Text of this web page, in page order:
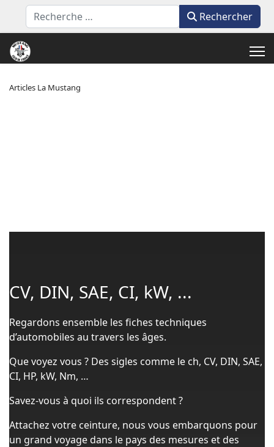
Rechercher Rechercher
Articles La Mustang
CV, DIN, SAE, CI, kW, ...
Regardons ensemble les fiches techniques
d’automobiles au travers les âges.
Que voyez vous ? Des sigles comme le ch, CV, DIN, SAE,
CI, HP, kW, Nm, …
Savez-vous à quoi ils correspondent ?
Attachez votre ceinture, nous vous embarquons pour
un grand voyage dans le pays des mesures et des